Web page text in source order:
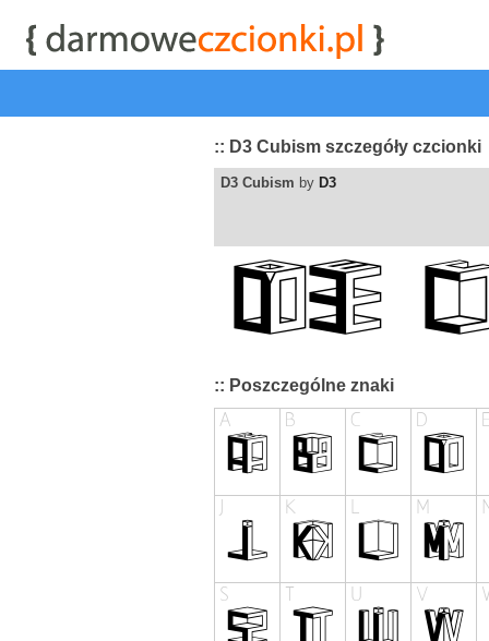
|przeglądaj najwyżej
:: D3 Cubism szczegóły czcionki
D3 Cubism by D3
:: Poszczególne znaki